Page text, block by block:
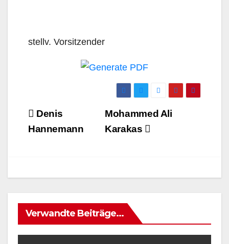
stellv. Vorsitzender
Beitrags-
Navigation
Mohammed Ali
Karakas
Denis
Hannemann
Verwandte Beiträge...